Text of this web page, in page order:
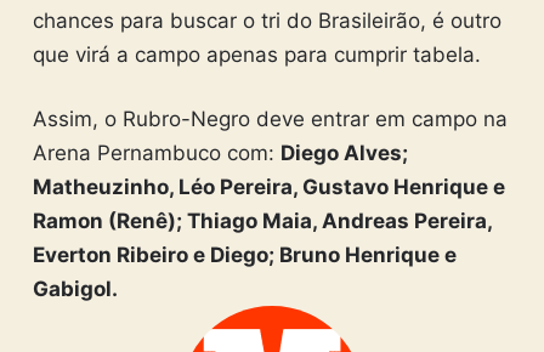
chances para buscar o tri do Brasileirão, é outro
que virá a campo apenas para cumprir tabela.
Assim, o Rubro-Negro deve entrar em campo na
Arena Pernambuco com: Diego Alves;
Matheuzinho, Léo Pereira, Gustavo Henrique e
Ramon (Renê); Thiago Maia, Andreas Pereira,
Everton Ribeiro e Diego; Bruno Henrique e
Gabigol.